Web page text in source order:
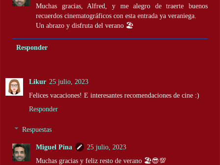
Muchas gracias, Alfred, y me alegro de traerte buenos
recuerdos cinematográficos con esta entrada ya veraniega.
Un abrazo y disfruta del verano 🏖️
Responder
Likur 25 julio, 2023
Felices vacaciones! E interesantes recomendaciones de cine :)
Responder
Respuestas
Miguel Pina
25 julio, 2023
Muchas gracias y feliz resto de verano 🏖️😎💯